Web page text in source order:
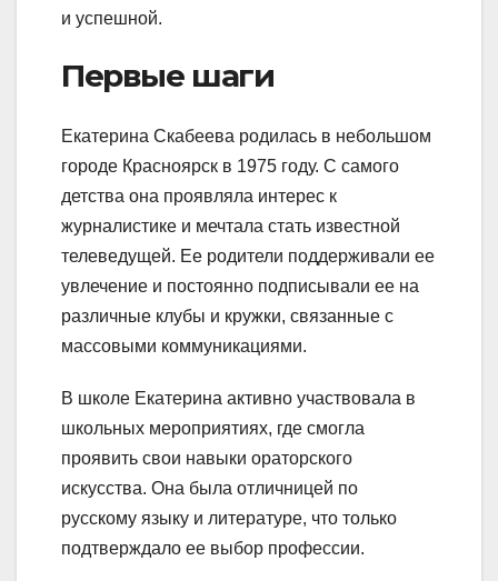
и успешной.
Первые шаги
Екатерина Скабеева родилась в небольшом
городе Красноярск в 1975 году. С самого
детства она проявляла интерес к
журналистике и мечтала стать известной
телеведущей. Ее родители поддерживали ее
увлечение и постоянно подписывали ее на
различные клубы и кружки, связанные с
массовыми коммуникациями.
В школе Екатерина активно участвовала в
школьных мероприятиях, где смогла
проявить свои навыки ораторского
искусства. Она была отличницей по
русскому языку и литературе, что только
подтверждало ее выбор профессии.